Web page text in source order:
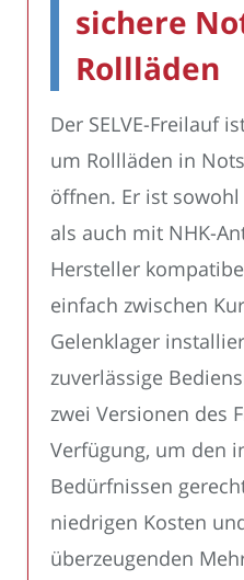
sichere
Rollläden
Der SELVE-Freilauf
um Rollläden in
öffnen. Er ist sowohl
als auch mit NHK-
Hersteller
einfach zwischen
Gelenklager
zuverlässige
zwei Versionen des
Verfügung, um den
Bedürfnissen
niedrigen Kosten
überzeugenden